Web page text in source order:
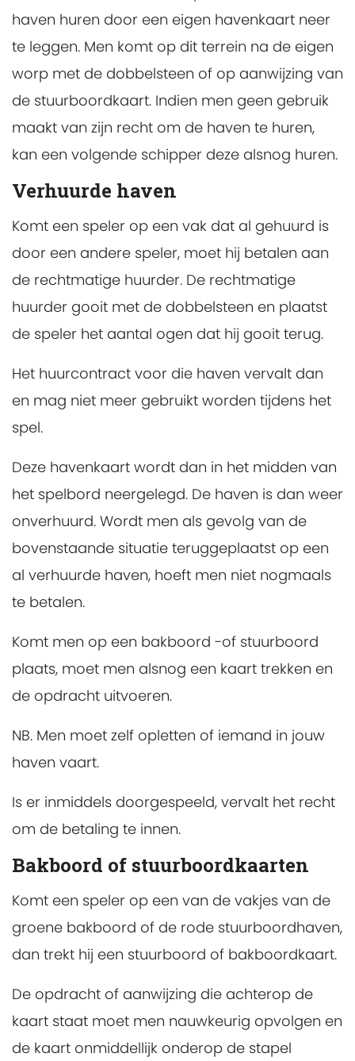
haven huren door een eigen havenkaart neer
te leggen. Men komt op dit terrein na de eigen
worp met de dobbelsteen of op aanwijzing van
de stuurboordkaart. Indien men geen gebruik
maakt van zijn recht om de haven te huren,
kan een volgende schipper deze alsnog huren.
Verhuurde haven
Komt een speler op een vak dat al gehuurd is
door een andere speler, moet hij betalen aan
de rechtmatige huurder. De rechtmatige
huurder gooit met de dobbelsteen en plaatst
de speler het aantal ogen dat hij gooit terug.
Het huurcontract voor die haven vervalt dan
en mag niet meer gebruikt worden tijdens het
spel.
Deze havenkaart wordt dan in het midden van
het spelbord neergelegd. De haven is dan weer
onverhuurd. Wordt men als gevolg van de
bovenstaande situatie teruggeplaatst op een
al verhuurde haven, hoeft men niet nogmaals
te betalen.
Komt men op een bakboord -of stuurboord
plaats, moet men alsnog een kaart trekken en
de opdracht uitvoeren.
NB. Men moet zelf opletten of iemand in jouw
haven vaart.
Is er inmiddels doorgespeeld, vervalt het recht
om de betaling te innen.
Bakboord of stuurboordkaarten
Komt een speler op een van de vakjes van de
groene bakboord of de rode stuurboordhaven,
dan trekt hij een stuurboord of bakboordkaart.
De opdracht of aanwijzing die achterop de
kaart staat moet men nauwkeurig opvolgen en
de kaart onmiddellijk onderop de stapel